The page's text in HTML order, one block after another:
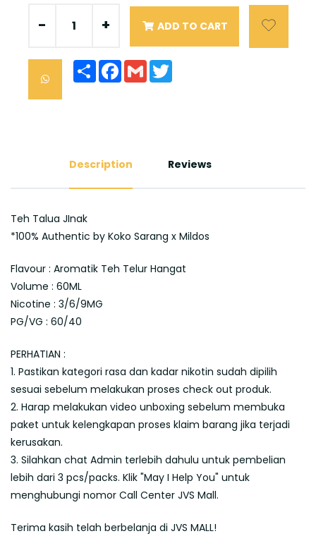
- + ADD TO CART
Share Facebook
Gmail
Description Reviews
Teh Talua JInak
*100% Authentic by Koko Sarang x Mildos
Flavour : Aromatik Teh Telur Hangat
Volume : 60ML
Nicotine : 3/6/9MG
PG/VG : 60/40
PERHATIAN :
1. Pastikan kategori rasa dan kadar nikotin sudah dipilih
sesuai sebelum melakukan proses check out produk.
2. Harap melakukan video unboxing sebelum membuka
paket untuk kelengkapan proses klaim barang jika terjadi
kerusakan.
3. Silahkan chat Admin terlebih dahulu untuk pembelian
lebih dari 3 pcs/packs. Klik "May I Help You" untuk
menghubungi nomor Call Center JVS Mall.
Terima kasih telah berbelanja di JVS MALL!